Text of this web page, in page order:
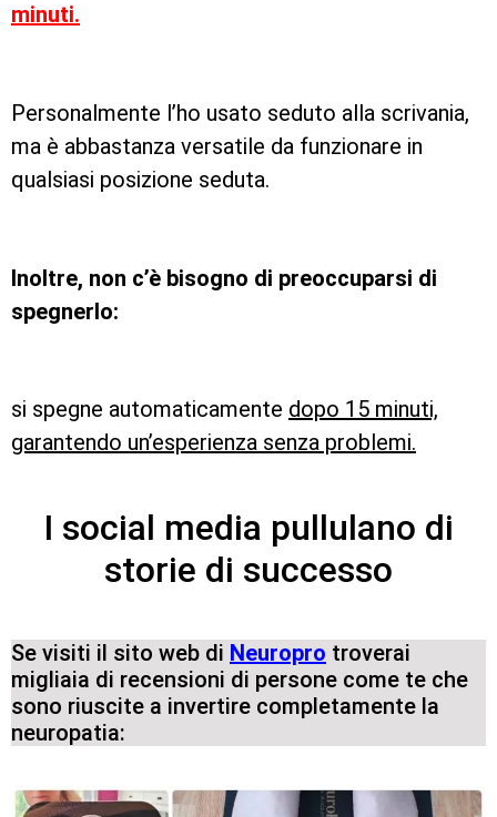
minuti.
Personalmente l’ho usato seduto alla scrivania,
ma è abbastanza versatile da funzionare in
qualsiasi posizione seduta.
Inoltre, non c’è bisogno di preoccuparsi di
spegnerlo:
si spegne automaticamente dopo 15 minuti,
garantendo un’esperienza senza problemi.
I social media pullulano di
storie di successo
Se visiti il sito web di Neuropro troverai
migliaia di recensioni di persone come te che
sono riuscite a invertire completamente la
neuropatia: